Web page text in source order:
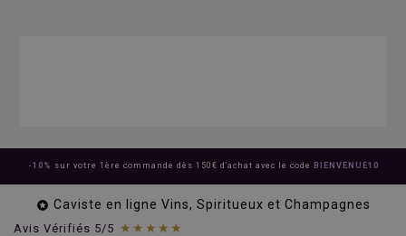
-10% sur votre 1ère commande dès 150€ d'achat avec le code BIENVENUE10
 Caviste en ligne Vins, Spiritueux et Champagnes
Avis Vérifiés 5/5 ★★★★★